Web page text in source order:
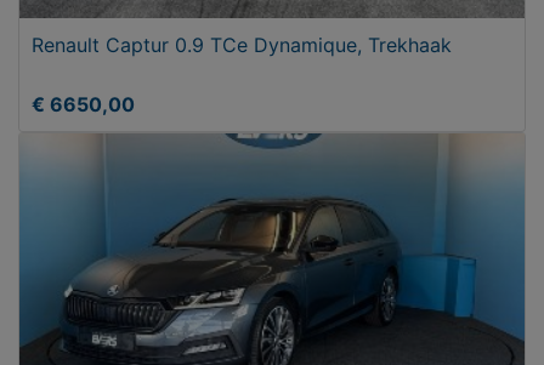
Renault Captur 0.9 TCe Dynamique, Trekhaak
€ 6650,00